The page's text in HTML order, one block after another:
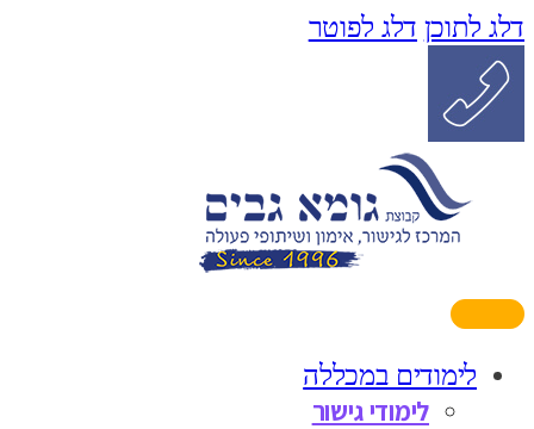
דלג לתוכן דלג לפוטר
לימודים במכללה
לימודי גישור